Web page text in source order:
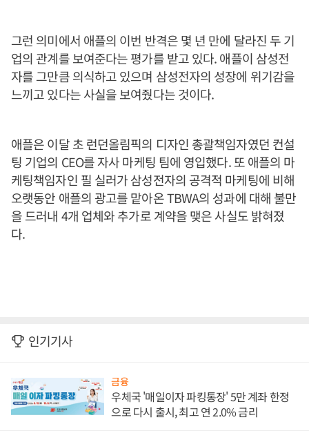
그런 의미에서 애플의 이번 반격은 몇 년 만에 달라진 두 기
업의 관계를 보여준다는 평가를 받고 있다. 애플이 삼성전
자를 그만큼 의식하고 있으며 삼성전자의 성장에 위기감을
느끼고 있다는 사실을 보여줬다는 것이다.
애플은 이달 초 런던올림픽의 디자인 총괄책임자였던 컨설
팅 기업의 CEO를 자사 마케팅 팀에 영입했다. 또 애플의 마
케팅책임자인 필 실러가 삼성전자의 공격적 마케팅에 비해
오랫동안 애플의 광고를 맡아온 TBWA의 성과에 대해 불만
을 드러내 4개 업체와 추가로 계약을 맺은 사실도 밝혀졌
다.
인기기사
금융
우체국 '매일이자 파킹통장' 5만 계좌 한정
으로 다시 출시, 최고 연 2.0% 금리